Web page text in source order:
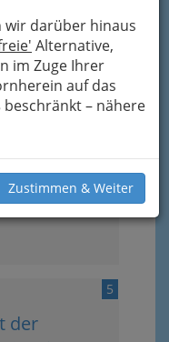
wir darüber hinaus
Alternative,
im Zuge Ihrer
auf das
– nähere
Zustimmen & Weiter
5
der